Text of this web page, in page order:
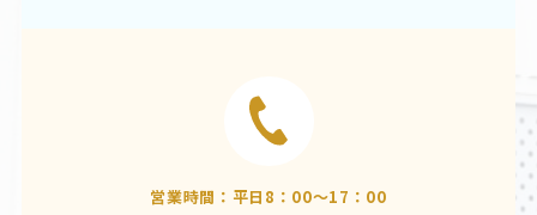
営業時間：平日8：00～17：00